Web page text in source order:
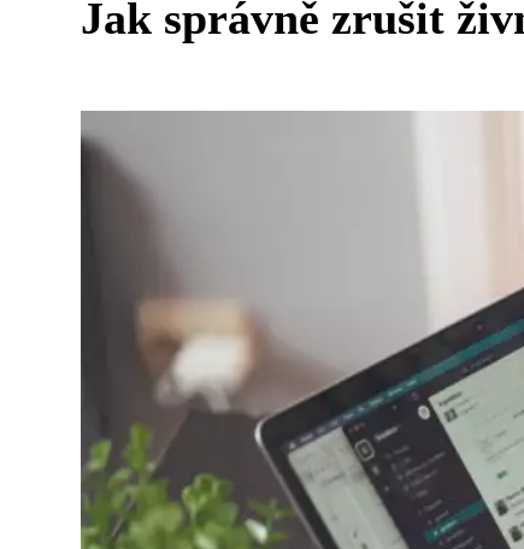
Jak správně zrušit